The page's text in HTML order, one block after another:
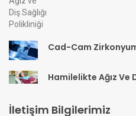
Cad-Cam
Hamilelikte Ağız Ve
İletişim Bilgilerimiz